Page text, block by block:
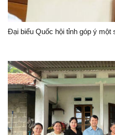
Đại biểu Quốc hội tỉnh góp ý một